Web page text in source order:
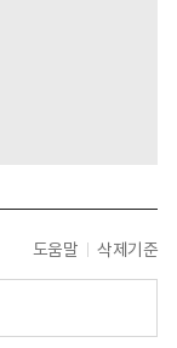
도움말 삭제기준